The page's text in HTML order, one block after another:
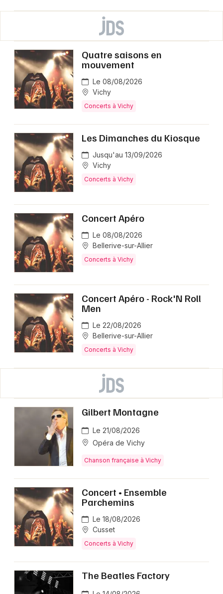
Quatre saisons en
mouvement
Le 08/08/2026
Vichy
Concerts à Vichy
Les Dimanches du Kiosque
Jusqu'au 13/09/2026
Vichy
Concerts à Vichy
Concert Apéro
Le 08/08/2026
Bellerive-sur-Allier
Concerts à Vichy
Concert Apéro - Rock'N Roll
Men
Le 22/08/2026
Bellerive-sur-Allier
Concerts à Vichy
Gilbert Montagne
Le 21/08/2026
Opéra de Vichy
Chanson française à Vichy
Concert • Ensemble
Parchemins
Le 18/08/2026
Cusset
Concerts à Vichy
The Beatles Factory